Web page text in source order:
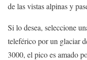
de las vistas alpinas y
Si lo desea, seleccione
teleférico por un glaciar
3000, el pico es amado